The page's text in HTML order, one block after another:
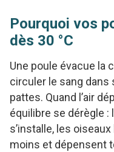
Pourquoi vos
dès 30 °C
Une poule évacue la
circuler le sang dans
pattes. Quand l’air
équilibre se dérègle
s’installe, les
moins et dépensent